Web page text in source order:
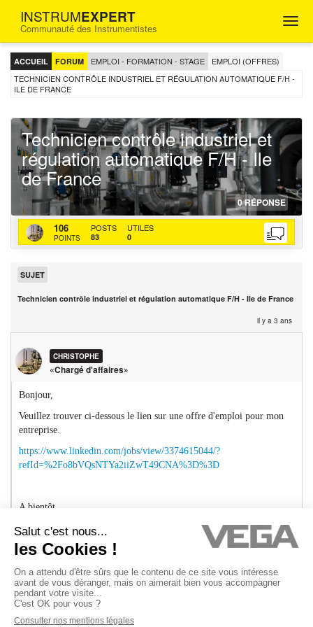
INSTRUMEXPERT
Communauté des Instrumentistes
FORUM
D'ENTRAIDE
POUR
LES
INGÉNIEURS
ACCUEIL FORUM EMPLOI - FORMATION - STAGE
EMPLOI (OFFRES)
TECHNICIEN CONTRÔLE INDUSTRIEL ET RÉGULATION AUTOMATIQUE F/H -
ILE DE FRANCE
Technicien contrôle industriel et
régulation automatique F/H - Ile
de France
0RÉPONSE
28-
11-
106
POINTS
POSTS
83
UTILES
0
SUJET
Technicien contrôle industriel et régulation automatique F/H - Ile de France
il y a 3 ans
CHRISTOPHE
«Chargé d'affaires»
Bonjour,
Veuillez trouver ci-dessous le lien sur une offre d'emploi pour mon
entreprise.
https://www.linkedin.com/jobs/view/3374615044/?
refId=%2Fo8bVQsNTYa2iiZwT49CNA%3D%3D
A bientôt.
Cordialement
Christophe
https://www.actemium.fr/entreprise/actemium-paris-process-
instrumentation/